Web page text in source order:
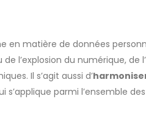
en matière de données
l’explosion du numérique, de
Il s’agit aussi d’
parmi l’ensemble